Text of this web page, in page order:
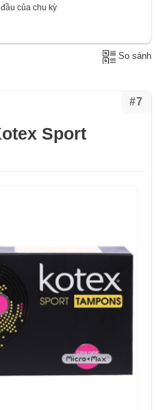
của chu kỳ
So sánh
#7
Sport